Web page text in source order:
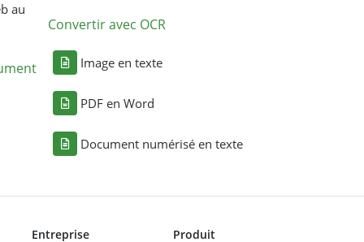
au
Convertir avec OCR
Image en texte
PDF en Word
Document numérisé en texte
Entreprise Produit